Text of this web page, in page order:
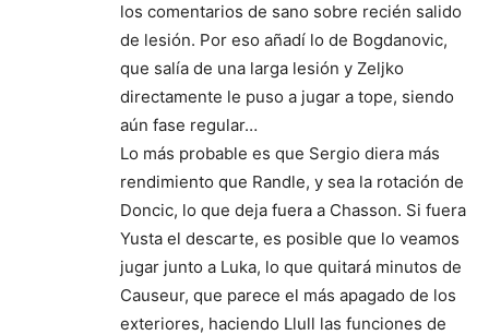
los comentarios de sano sobre recién salido
de lesión. Por eso añadí lo de Bogdanovic,
que salía de una larga lesión y Zeljko
directamente le puso a jugar a tope, siendo
aún fase regular…
Lo más probable es que Sergio diera más
rendimiento que Randle, y sea la rotación de
Doncic, lo que deja fuera a Chasson. Si fuera
Yusta el descarte, es posible que lo veamos
jugar junto a Luka, lo que quitará minutos de
Causeur, que parece el más apagado de los
exteriores, haciendo Llull las funciones de